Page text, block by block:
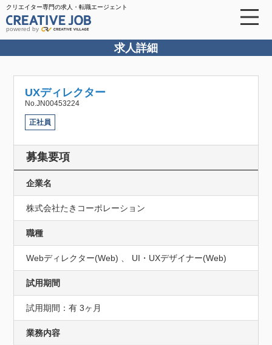
クリエイター専門の求人・転職エージェント
powered by
求人詳細
UXディレクター
No.JN00453224
正社員
募集要項
企業名
株式会社たきコーポレーション
職種
Webディレクター(Web) 、 UI・UXデザイナー(Web)
試用期間
試用期間：有 3ヶ月
業務内容